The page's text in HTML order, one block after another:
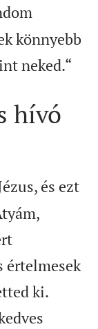
könnyebb
neked.“
hívó
és ezt
értelmesek
ki.